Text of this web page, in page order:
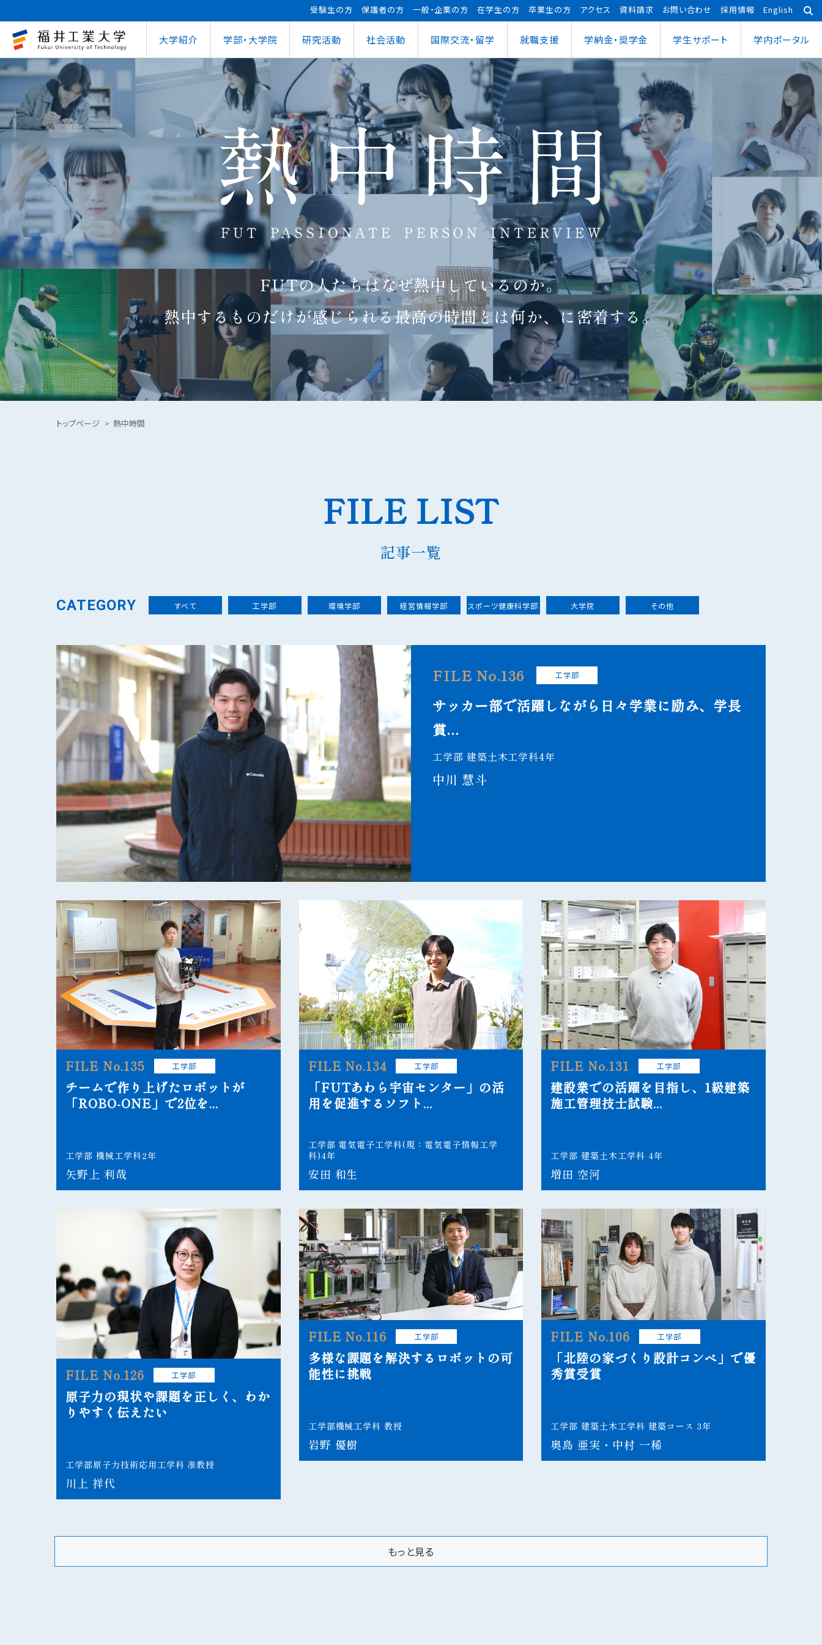
受験生の方 保護者の方 一般・企業の方 在学生の方 卒業生の方 アクセス 資料請求 お問い合わせ 採用情報 English
大学紹介
大学概要教育情報の公表
大学概要
教育情報の公表
学びの特色
教員紹介
キャンパス案内
図書館
第62回大学祭
式辞集
学部・大学院
工学部
電気電子情報工学科
機械工学科
建築土木工学科
原子力技術応用工学科
環境学部
環境食品応用化学科
デザイン学科
経営情報学部
経営情報学科
スポーツ健康科学部
スポーツ健康科学科
応用理工学専攻
社会システム学専攻
研究活動
地域連携研究推進センター研究シーズ紹介
地域連携研究推進センター
教育研究業績情報
研究シーズ紹介
研究紀要
外国人研究者招へい・受入れ
AI&IoTセンター
まちづくりデザインセンター
ウェルネス＆スポーツサイエンスセンター
未来ロボティクスセンター
あわら宇宙センター
社会活動
自治体との連携FUT公開講座
自治体との連携
出前講義・出前実験
未来塾 講演会
科学実験キャラバン
ロボット事業
FUTブラス
スポーツ教室
その他活動
活動レポート
国際交流・留学
インターナショナルセンター海外留学プログラム
インターナショナルセンター
国際交流
海外留学プログラム（OCPS）
文化交流
【重要】海外へ渡航するみなさんへ
就職支援
キャリアセンター就職実績
キャリアセンター
就職⽀援プログラム
インターンシップ
就職実績
就職⽀援ナビ
企業の方へ
求人・説明会のお申し込み
キャリアセンターとの面談
学納金・奨学金
学費等納⼊⾦在学⽣向け奨学⾦
学費等納⼊⾦
在学⽣向け奨学⾦
受験⽣向け奨学⾦
⽇本学⽣⽀援機構奨学⾦ 給付奨学⾦
⽇本学⽣⽀援機構奨学⾦ 貸与奨学⾦
教育ローン
授業料等の減免制度
学⽣サポート
寮・下宿のご案内SSLプロジェクト
学⽣⽣活⽀援室
情報メディアセンター
SSLプロジェクト
学⽣保険
医務情報
障害学⽣⽀援
寮・下宿のご案内
クラブ活動支援センター
学内ポータル
学習管理システム（manaba）
学習管理システム（manaba）
学生ポータルシステム（学外からの接続）
WEBシラバス
FUTの人たちはなぜ熱中しているのか。
熱中するものだけが感じられる最高の時間とは何か、に密着する。
トップページ 熱中時間
FILE LIST
記事一覧
CATEGORY すべて 工学部 環境学部 経営情報学部 スポーツ健康科学部 大学院 その他
FILE No.136 工学部
サッカー部で活躍しながら日々学業に励み、学長
賞...
工学部 建築土木工学科4年
中川 慧斗
FILE No.135 工学部
チームで作り上げたロボットが
「ROBO-ONE」で2位を...
工学部 機械工学科2年
矢野上 利哉
FILE No.134 工学部
「FUTあわら宇宙センター」の活
用を促進するソフト...
工学部 電気電子工学科(現：電気電子情報工学
科)4年
安田 和生
FILE No.131 工学部
建設業での活躍を目指し、1級建築
施工管理技士試験...
工学部 建築土木工学科 4年
増田 空河
FILE No.126 工学部
原子力の現状や課題を正しく、わか
りやすく伝えたい
工学部原子力技術応用工学科 准教授
川上 祥代
FILE No.116 工学部
多様な課題を解決するロボットの可
能性に挑戦
工学部機械工学科 教授
岩野 優樹
FILE No.106 工学部
「北陸の家づくり設計コンペ」で優
秀賞受賞
工学部 建築土木工学科 建築コース 3年
奥島 亜実・中村 一稀
もっと見る